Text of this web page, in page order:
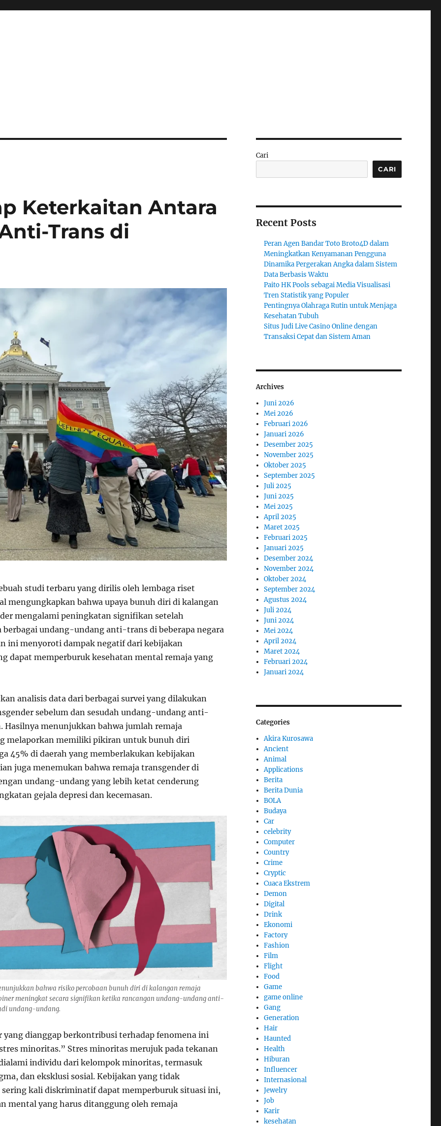
Keterkaitan Antara
Trans di
studi terbaru yang dirilis oleh lembaga riset
mengungkapkan bahwa upaya bunuh diri di kalangan
mengalami peningkatan signifikan setelah
berbagai undang-undang anti-trans di beberapa negara
ini menyoroti dampak negatif dari kebijakan
dapat memperburuk kesehatan mental remaja yang
analisis data dari berbagai survei yang dilakukan
sebelum dan sesudah undang-undang anti-
Hasilnya menunjukkan bahwa jumlah remaja
melaporkan memiliki pikiran untuk bunuh diri
45% di daerah yang memberlakukan kebijakan
juga menemukan bahwa remaja transgender di
undang-undang yang lebih ketat cenderung
gejala depresi dan kecemasan.
bahwa risiko percobaan bunuh diri di kalangan remaja
meningkat secara signifikan ketika rancangan undang-undang anti-
undang-undang.
yang dianggap berkontribusi terhadap fenomena ini
minoritas.” Stres minoritas merujuk pada tekanan
individu dari kelompok minoritas, termasuk
dan eksklusi sosial. Kebijakan yang tidak
kali diskriminatif dapat memperburuk situasi ini,
mental yang harus ditanggung oleh remaja
Cari
CARI
Recent Posts
Peran Agen Bandar Toto Broto4D dalam
Meningkatkan Kenyamanan Pengguna
Dinamika Pergerakan Angka dalam Sistem
Data Berbasis Waktu
Paito HK Pools sebagai Media Visualisasi
Tren Statistik yang Populer
Pentingnya Olahraga Rutin untuk Menjaga
Kesehatan Tubuh
Situs Judi Live Casino Online dengan
Transaksi Cepat dan Sistem Aman
Archives
Juni 2026
Mei 2026
Februari 2026
Januari 2026
Desember 2025
November 2025
Oktober 2025
September 2025
Juli 2025
Juni 2025
Mei 2025
April 2025
Maret 2025
Februari 2025
Januari 2025
Desember 2024
November 2024
Oktober 2024
September 2024
Agustus 2024
Juli 2024
Juni 2024
Mei 2024
April 2024
Maret 2024
Februari 2024
Januari 2024
Categories
Akira Kurosawa
Ancient
Animal
Applications
Berita
Berita Dunia
BOLA
Budaya
Car
celebrity
Computer
Country
Crime
Cryptic
Cuaca Ekstrem
Demon
Digital
Drink
Ekonomi
Factory
Fashion
Film
Flight
Food
Game
game online
Gang
Generation
Hair
Haunted
Health
Hiburan
Influencer
Internasional
Jewelry
Job
Karir
kesehatan